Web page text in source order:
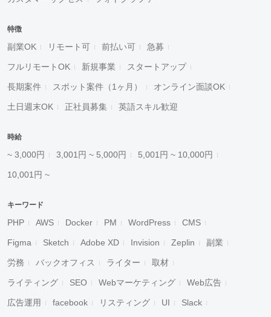
特徴
副業OK リモート可 前払い可 急募
フルリモートOK 新規事業 スタートアップ
長期案件 スポット案件（1ヶ月） オンライン面談OK
土日週末OK 正社員募集 英語スキル歓迎
時給
~ 3,000円 3,001円 ~ 5,000円 5,001円 ~ 10,000円
10,001円 ~
キーワード
PHP AWS Docker PM WordPress CMS
Figma Sketch Adobe XD Invision Zeplin 副業
労務 バックオフィス ライター 取材
ライティング SEO Webマーケティング Web広告
広告運用 facebook リスティング UI Slack